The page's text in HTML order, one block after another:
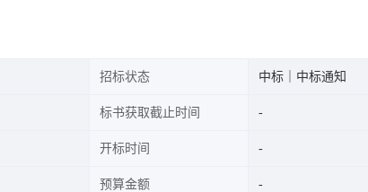
招标状态 中标｜中标通知
标书获取截止时间
开标时间
预算金额